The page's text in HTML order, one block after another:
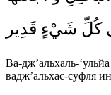
كُلِّ شَيْ‏ءٍ قَدِير
Ва-дж’альхаль-
вадж’альхас-суфля